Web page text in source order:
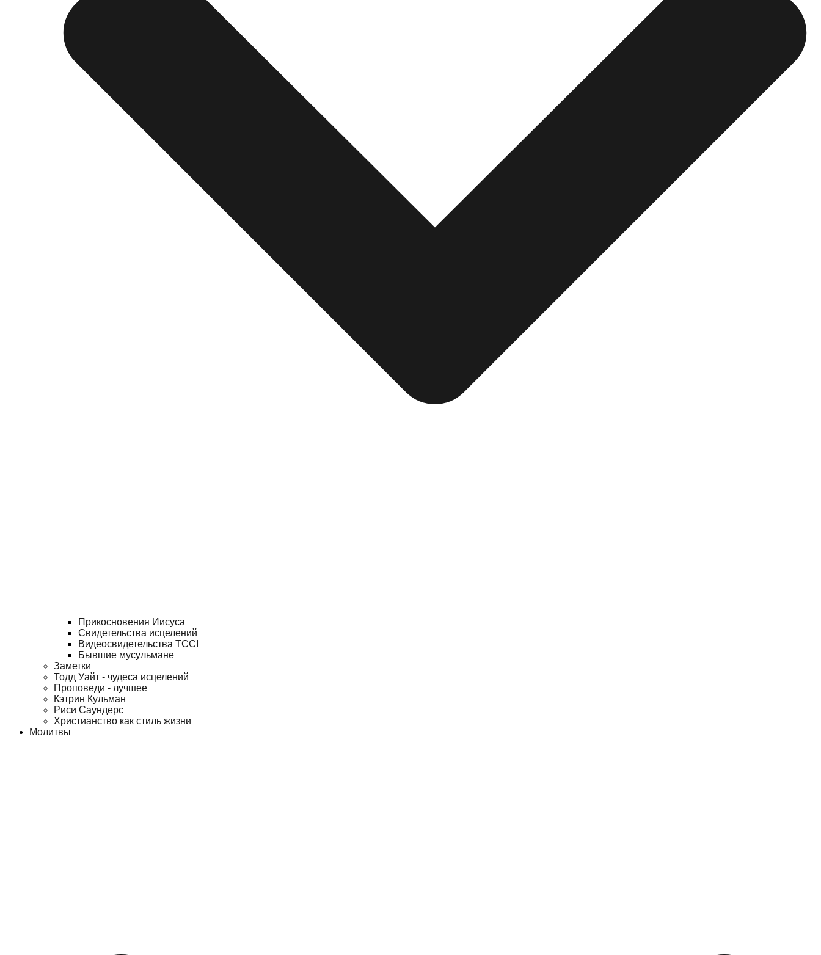
Прикосновения Иисуса
Свидетельства исцелений
Видеосвидетельства TCCI
Бывшие мусульмане
Заметки
Тодд Уайт - чудеса исцелений
Проповеди - лучшее
Кэтрин Кульман
Риси Саундерс
Христианство как стиль жизни
Молитвы